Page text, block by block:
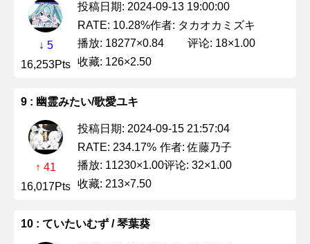
↓ 5
16,253Pts
投稿日期: 2024-09-13 19:00:00
RATE: 10.28%作者: タカオカミズキ
播放: 18277×0.84
评论: 18×1.00
收藏: 126×2.50
9 : 幽霊みたい/歌愛ユキ
↑ 41
16,017Pts
投稿日期: 2024-09-15 21:57:04
RATE: 234.17% 作者: 佐藤乃子
播放: 11230×1.00评论: 32×1.00
收藏: 213×7.50
10 : ていたいむず / 琴葉葵